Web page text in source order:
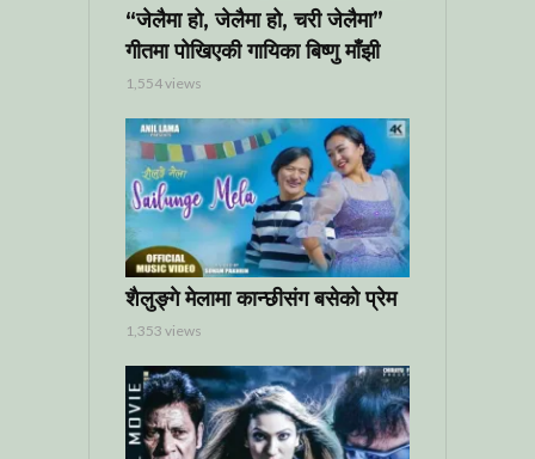
“जेलैमा हो, जेलैमा हो, चरी जेलैमा”
गीतमा पोखिएकी गायिका बिष्णु माँझी
1,554 views
शैलुङ्गे मेलामा कान्छीसंग बसेको प्रेम
1,353 views